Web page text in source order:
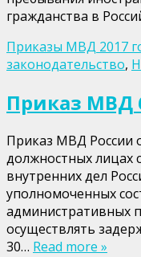
гражданства в
Приказы МВД 2017
законодательство,
Приказ МВД
Приказ МВД России
должностных лицах
внутренних дел
уполномоченных
административных
осуществлять
30… Read more »